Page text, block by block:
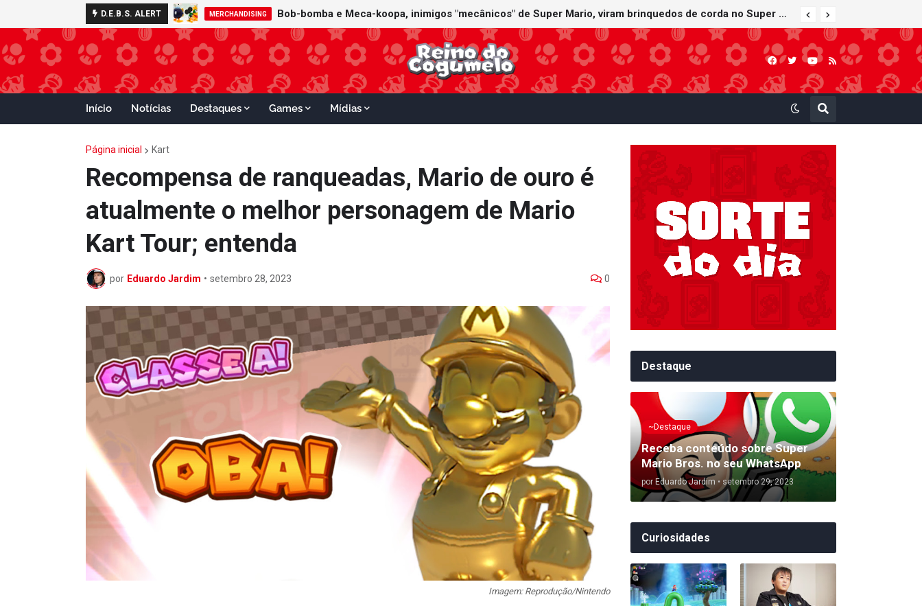
D.E.B.S. ALERT MERCHANDISING Bob-bomba e Meca-koopa, inimigos "mecânicos" de Super Mario, viram brinquedos de corda no Super Nintendo World
FOOD
Início Notícias Destaques Games Mídias
Página inicial Kart
Recompensa de ranqueadas, Mario de ouro é
atualmente o melhor personagem de Mario
Kart Tour; entenda
por Eduardo Jardim • setembro 28, 2023 0
Imagem: Reprodução/Nintendo
Destaque
~Destaque
Receba conteúdo sobre Super
Mario Bros. no seu WhatsApp
por Eduardo Jardim • setembro 29, 2023
Curiosidades